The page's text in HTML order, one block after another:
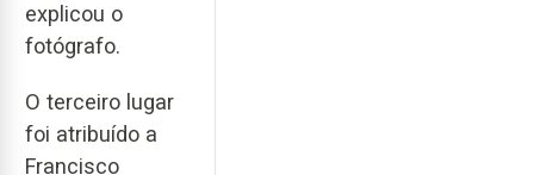
explicou o
fotógrafo.
O terceiro lugar
foi atribuído a
Francisco